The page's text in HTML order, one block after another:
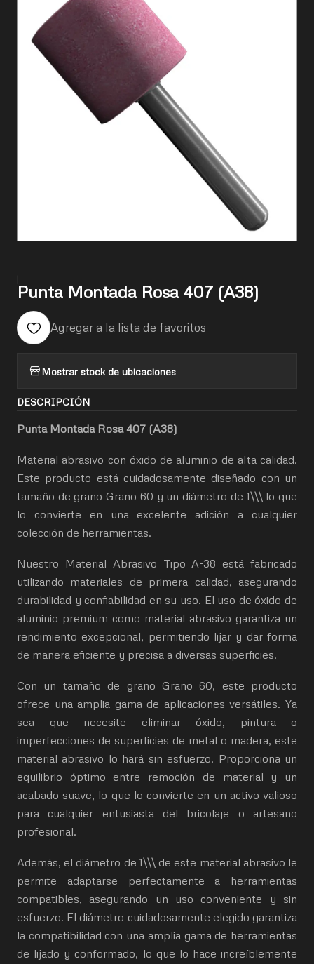
|
Punta Montada Rosa 407 (A38)
Agregar a la lista de favoritos
Mostrar stock de ubicaciones
DESCRIPCIÓN
Punta Montada Rosa 407 (A38)
Material abrasivo con óxido de aluminio de alta calidad.
Este producto está cuidadosamente diseñado con un
tamaño de grano Grano 60 y un diámetro de 1\\\ lo que
lo convierte en una excelente adición a cualquier
colección de herramientas.
Nuestro Material Abrasivo Tipo A-38 está fabricado
utilizando materiales de primera calidad, asegurando
durabilidad y confiabilidad en su uso. El uso de óxido de
aluminio premium como material abrasivo garantiza un
rendimiento excepcional, permitiendo lijar y dar forma
de manera eficiente y precisa a diversas superficies.
Con un tamaño de grano Grano 60, este producto
ofrece una amplia gama de aplicaciones versátiles. Ya
sea que necesite eliminar óxido, pintura o
imperfecciones de superficies de metal o madera, este
material abrasivo lo hará sin esfuerzo. Proporciona un
equilibrio óptimo entre remoción de material y un
acabado suave, lo que lo convierte en un activo valioso
para cualquier entusiasta del bricolaje o artesano
profesional.
Además, el diámetro de 1\\\ de este material abrasivo le
permite adaptarse perfectamente a herramientas
compatibles, asegurando un uso conveniente y sin
esfuerzo. El diámetro cuidadosamente elegido garantiza
la compatibilidad con una amplia gama de herramientas
de lijado y conformado, lo que lo hace increíblemente